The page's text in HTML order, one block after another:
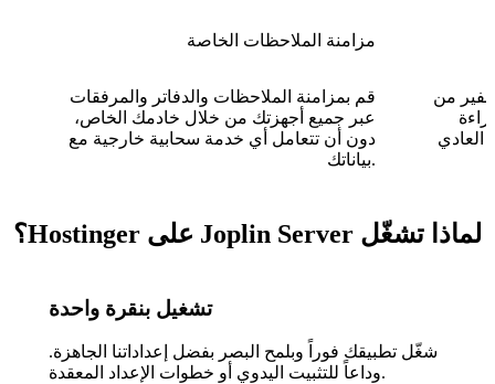
مزامنة الملاحظات الخاصة
قم بمزامنة الملاحظات والدفاتر والمرفقات
عبر جميع أجهزتك من خلال خادمك الخاص،
دون أن تتعامل أي خدمة سحابية خارجية مع
بياناتك.
من
العادي
لماذا تشغّل Joplin Server على Hostinger؟
تشغيل بنقرة واحدة
شغّل تطبيقك فوراً وبلمح البصر بفضل إعداداتنا الجاهزة.
وداعاً للتثبيت اليدوي أو خطوات الإعداد المعقدة.